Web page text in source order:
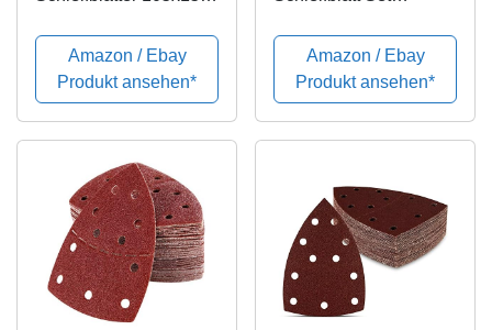
40/60/80/120/180/240
für Multischleifer Bosch
PSM 80 A, PSM 100 A,
PSM 160 A, PSM 200
Amazon / Ebay
Produkt ansehen*
Materialien, Körnung
40/80/120/180, 11
Löcher, Zubehör
Multischleifer)
Amazon / Ebay
Produkt ansehen*